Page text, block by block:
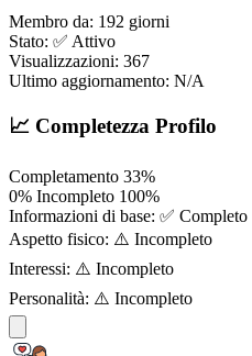
Membro da: 192 giorni
Stato: ✅ Attivo
Visualizzazioni: 367
Ultimo aggiornamento: N/A
📈 Completezza Profilo
Completamento 33%
0% Incompleto 100%
Informazioni di base: ✅ Completo
Aspetto fisico: ⚠️ Incompleto
Interessi: ⚠️ Incompleto
Personalità: ⚠️ Incompleto